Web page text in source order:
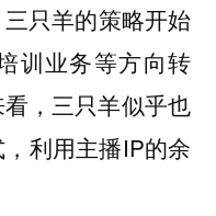
只羊的策略开始
训业务等方向转
，三只羊似乎也
利用主播IP的余